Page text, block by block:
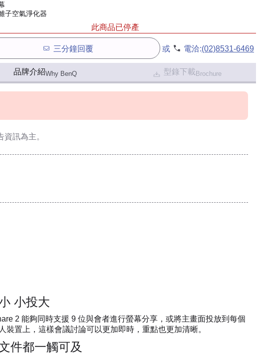
子空氣淨化器
此商品已停產
三分鐘回覆 或 電洽:(02)8531-6469
品牌介紹Why BenQ 型錄下載 Brochure
訊為主。
小投大
2 能夠同時支援 9 位與會者進行螢幕分享，或將主畫面投放到每個
裝置上，這樣會議討論可以更加即時，重點也更加清晰。
件都一觸可及